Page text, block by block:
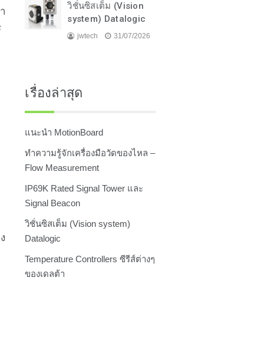
วิชั่นซิสเต็ม (Vision
system) Datalogic
jwtech 31/07/2026
เรื่องล่าสุด
แนะนำ MotionBoard
ทำความรู้จักเครื่องมือวัดของไหล –
Flow Measurement
IP69K Rated Signal Tower และ
Signal Beacon
วิชั่นซิสเต็ม (Vision system)
Datalogic
Temperature Controllers ซีรีส์ต่างๆ
ของเดลต้า